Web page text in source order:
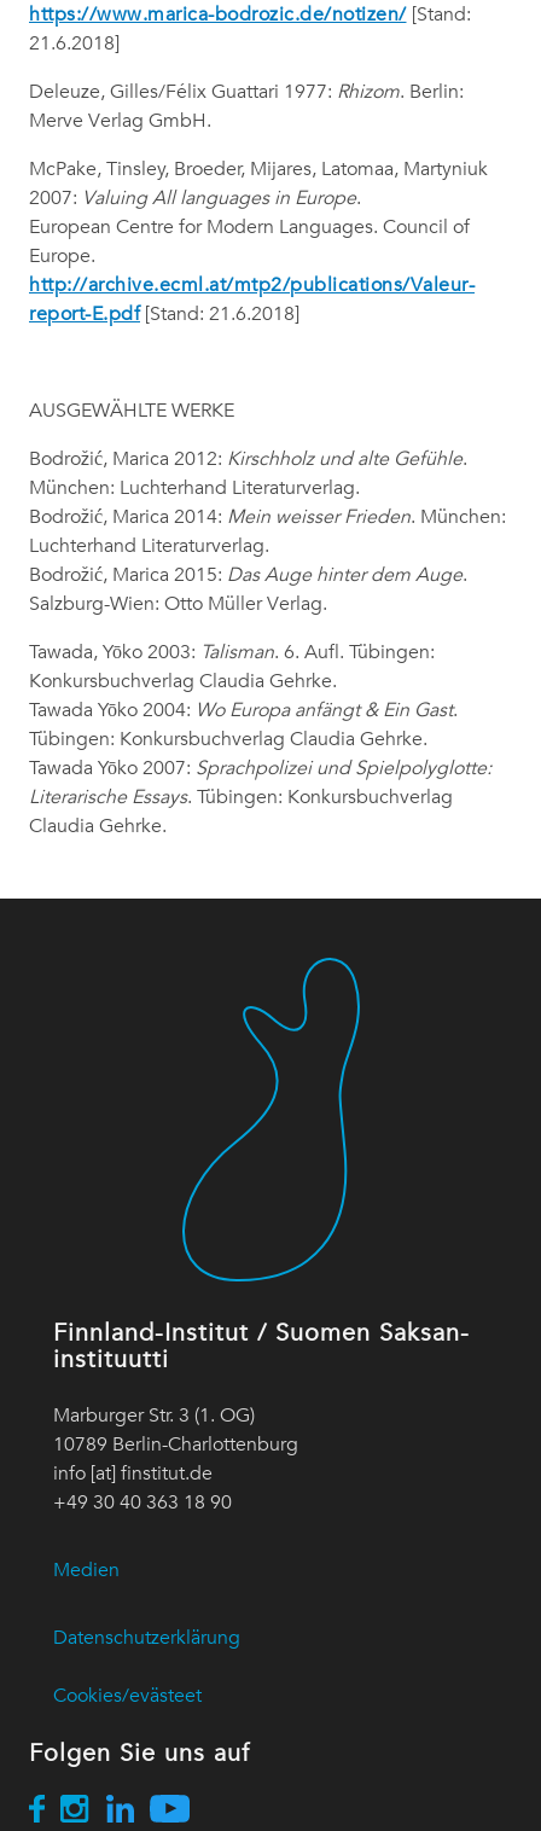
https://www.marica-bodrozic.de/notizen/[Stand:
21.6.2018]
Deleuze, Gilles/Félix Guattari 1977: Rhizom. Berlin:
Merve Verlag GmbH.
McPake, Tinsley, Broeder, Mijares, Latomaa, Martyniuk
2007: Valuing All languages in Europe.
European Centre for Modern Languages. Council of
Europe.
http://archive.ecml.at/mtp2/publications/Valeur-
report-E.pdf[Stand: 21.6.2018]
AUSGEWÄHLTE WERKE
Bodrožić, Marica 2012: Kirschholz und alte Gefühle.
München: Luchterhand Literaturverlag.
Bodrožić, Marica 2014: Mein weisser Frieden. München:
Luchterhand Literaturverlag.
Bodrožić, Marica 2015: Das Auge hinter dem Auge.
Salzburg-Wien: Otto Müller Verlag.
Tawada, Yōko 2003: Talisman. 6. Aufl. Tübingen:
Konkursbuchverlag Claudia Gehrke.
Tawada Yōko 2004: Wo Europa anfängt & Ein Gast.
Tübingen: Konkursbuchverlag Claudia Gehrke.
Tawada Yōko 2007: Sprachpolizei und Spielpolyglotte:
Literarische Essays. Tübingen: Konkursbuchverlag
Claudia Gehrke.
Finnland-Institut / Suomen Saksan-
instituutti
Marburger Str. 3 (1. OG)
10789 Berlin-Charlottenburg
info [at] finstitut.de
+49 30 40 363 18 90
Medien
Datenschutzerklärung
Cookies/evästeet
Folgen Sie uns auf